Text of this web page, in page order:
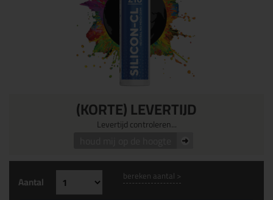
(KORTE) LEVERTIJD
Levertijd controleren...
Aantal bereken aantal >